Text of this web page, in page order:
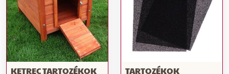
KETREC TARTOZÉKOK TARTOZÉKOK